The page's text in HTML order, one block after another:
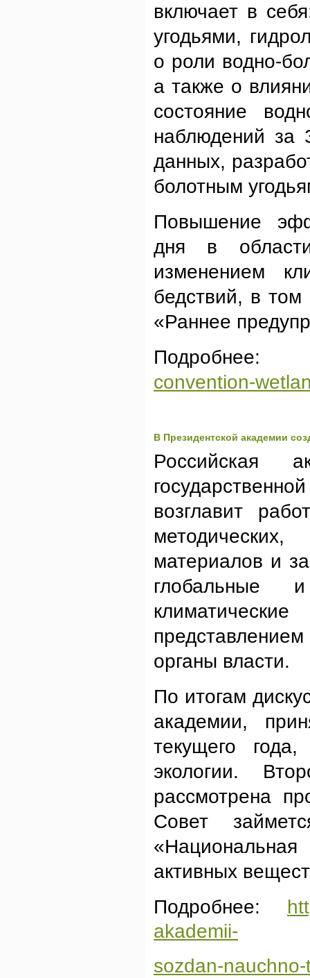
включает в
угодьями,
о роли водно-
а также о
состояние
наблюдений за
данных,
болотным
Повышение
дня в
изменением
бедствий, в
«Раннее
convention-
В Президентской академии
Российская
возглавит
материалов и
глобальные
органы власти.
По итогам
академии,
текущего
экологии.
рассмотрена
Совет
активных
Подробнее:
akademii-
sozdan-nauchno-